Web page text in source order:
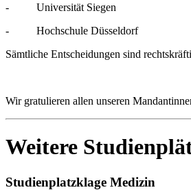
- Universität Siegen
- Hochschule Düsseldorf
Sämtliche Entscheidungen sind
Wir gratulieren allen unseren
Weitere
Studienplatzklage Medizin